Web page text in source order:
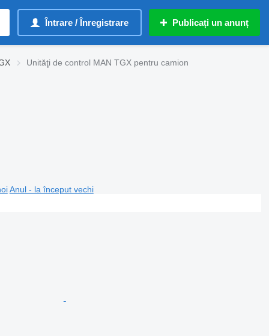
Întrare / Înregistrare Publicați un anunț
Unităţi de control MAN TGX pentru camion
Anul - la început vechi